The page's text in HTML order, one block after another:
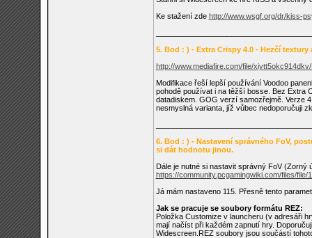
Ke stažení zde http://www.wsgf.org/dr/kiss-
5. Bod : ) - Extra Crispy 4.0 - Hezčí
http://www.mediafire.com/file/
Modifikace řeší lepší používání Voodoo
pohodě používat i na těžší bosse. Bez Extra
datadiskem. GOG verzí samozřejmě. Verze
nesmyslná varianta, jíž vůbec nedoporučuji
6. Bod : ) - Nastavení správného FoV,
si dát hodnotu jinou.
Dále je nutné si nastavit správný FoV (Zorný
https://community.pcgamingwiki.com/files/
Já mám nastaveno 115. Přesně tento
Jak se pracuje se soubory formátu REZ:
Položka Customize v launcheru (v adresáři
mají načíst při každém zapnutí hry.
Widescreen.REZ soubory jsou součástí